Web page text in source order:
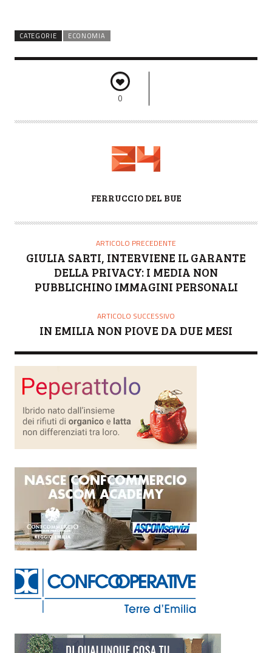
CATEGORIE ECONOMIA
0
T
FERRUCCIO DEL BUE
ARTICOLO PRECEDENTE
GIULIA SARTI, INTERVIENE IL GARANTE
DELLA PRIVACY: I MEDIA NON
PUBBLICHINO IMMAGINI PERSONALI
ARTICOLO SUCCESSIVO
IN EMILIA NON PIOVE DA DUE MESI